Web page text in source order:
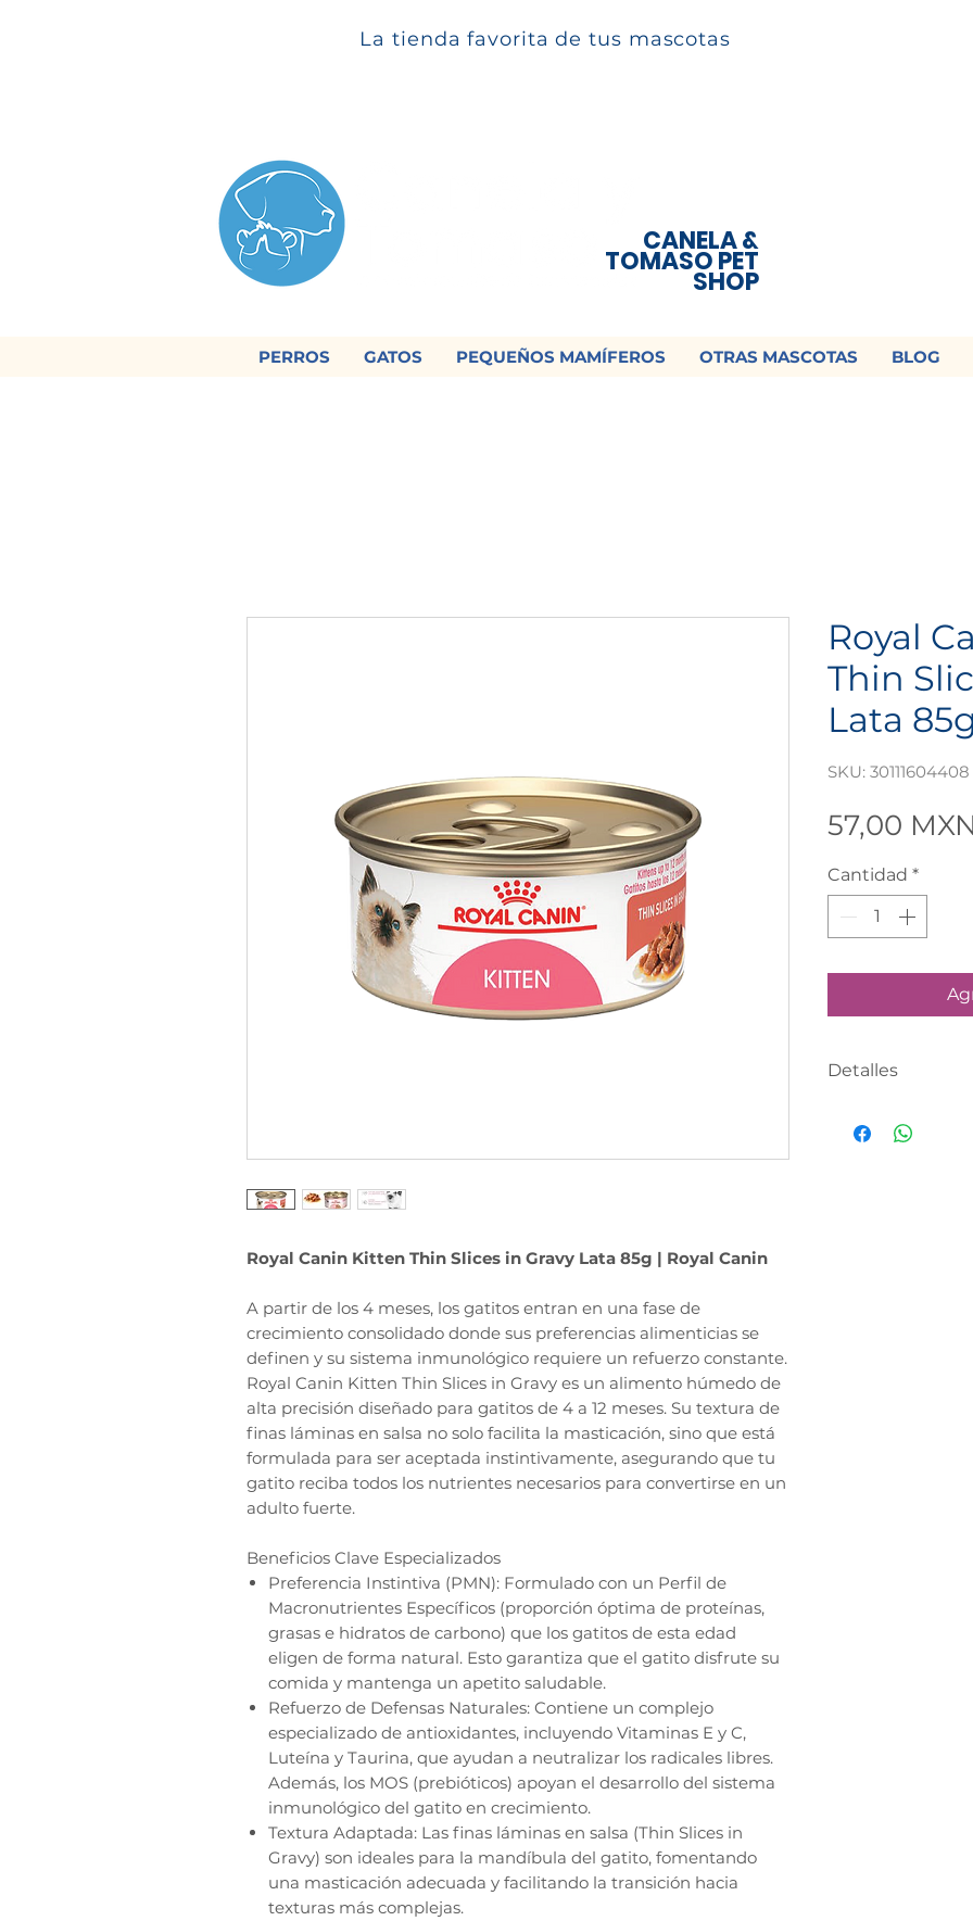
La tienda favorita de tus mascotas
CANELA &
TOMASO PET
SHOP
PERROS GATOS PEQUEÑOS MAMÍFEROS OTRAS MASCOTAS BLOG
Royal Canin Kitten Thin Slices in Gravy Lata 85g | Royal Canin
A partir de los 4 meses, los gatitos entran en una fase de
crecimiento consolidado donde sus preferencias alimenticias se
definen y su sistema inmunológico requiere un refuerzo constante.
Royal Canin Kitten Thin Slices in Gravy es un alimento húmedo de
alta precisión diseñado para gatitos de 4 a 12 meses. Su textura de
finas láminas en salsa no solo facilita la masticación, sino que está
formulada para ser aceptada instintivamente, asegurando que tu
gatito reciba todos los nutrientes necesarios para convertirse en un
adulto fuerte.
Beneficios Clave Especializados
Preferencia Instintiva (PMN): Formulado con un Perfil de
Macronutrientes Específicos (proporción óptima de proteínas,
grasas e hidratos de carbono) que los gatitos de esta edad
eligen de forma natural. Esto garantiza que el gatito disfrute su
comida y mantenga un apetito saludable.
Refuerzo de Defensas Naturales: Contiene un complejo
especializado de antioxidantes, incluyendo Vitaminas E y C,
Luteína y Taurina, que ayudan a neutralizar los radicales libres.
Además, los MOS (prebióticos) apoyan el desarrollo del sistema
inmunológico del gatito en crecimiento.
Textura Adaptada: Las finas láminas en salsa (Thin Slices in
Gravy) son ideales para la mandíbula del gatito, fomentando
una masticación adecuada y facilitando la transición hacia
texturas más complejas.
Royal
Thin
Lata
SKU: 30111604408
57,00
Cantidad *
Detalles
DÍA HABÍL en